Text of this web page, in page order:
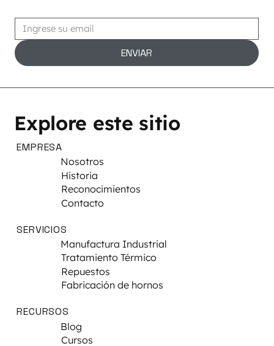
ENVIAR
Explore este sitio
EMPRESA
Nosotros
Historia
Reconocimientos
Contacto
SERVICIOS
Manufactura Industrial
Tratamiento Térmico
Repuestos
Fabricación de hornos
RECURSOS
Blog
Cursos